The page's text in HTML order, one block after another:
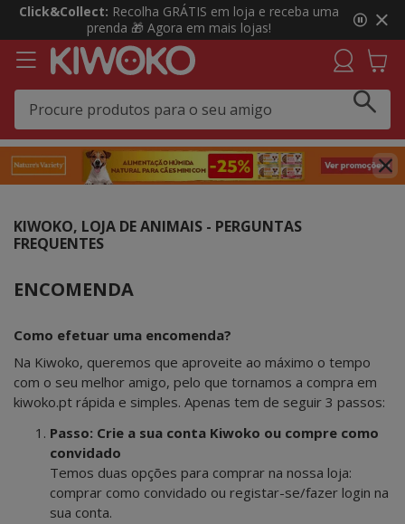
3
3,
mensagem,
Click&Collect: Recolha GRÁTIS em loja e receba uma
prenda 🎁 Agora em mais lojas!
KIWOKO, LOJA DE ANIMAIS - PERGUNTAS
FREQUENTES
ENCOMENDA
Como efetuar uma encomenda?
Na Kiwoko, queremos que aproveite ao máximo o tempo
com o seu melhor amigo, pelo que tornamos a compra em
kiwoko.pt rápida e simples. Apenas tem de seguir 3 passos:
Passo: Crie a sua conta Kiwoko ou compre como
convidado
Temos duas opções para comprar na nossa loja:
comprar como convidado ou registar-se/fazer login na
sua conta.